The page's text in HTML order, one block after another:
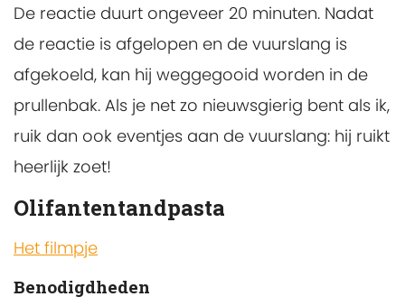
De reactie duurt ongeveer 20 minuten. Nadat
de reactie is afgelopen en de vuurslang is
afgekoeld, kan hij weggegooid worden in de
prullenbak. Als je net zo nieuwsgierig bent als ik,
ruik dan ook eventjes aan de vuurslang: hij ruikt
heerlijk zoet!
Olifantentandpasta
Het filmpje
Benodigdheden